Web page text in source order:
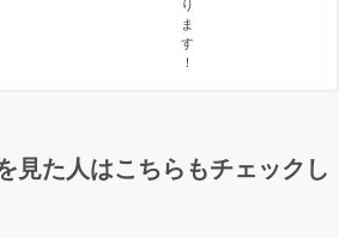
ま
す
！
見た人はこちらもチェックし